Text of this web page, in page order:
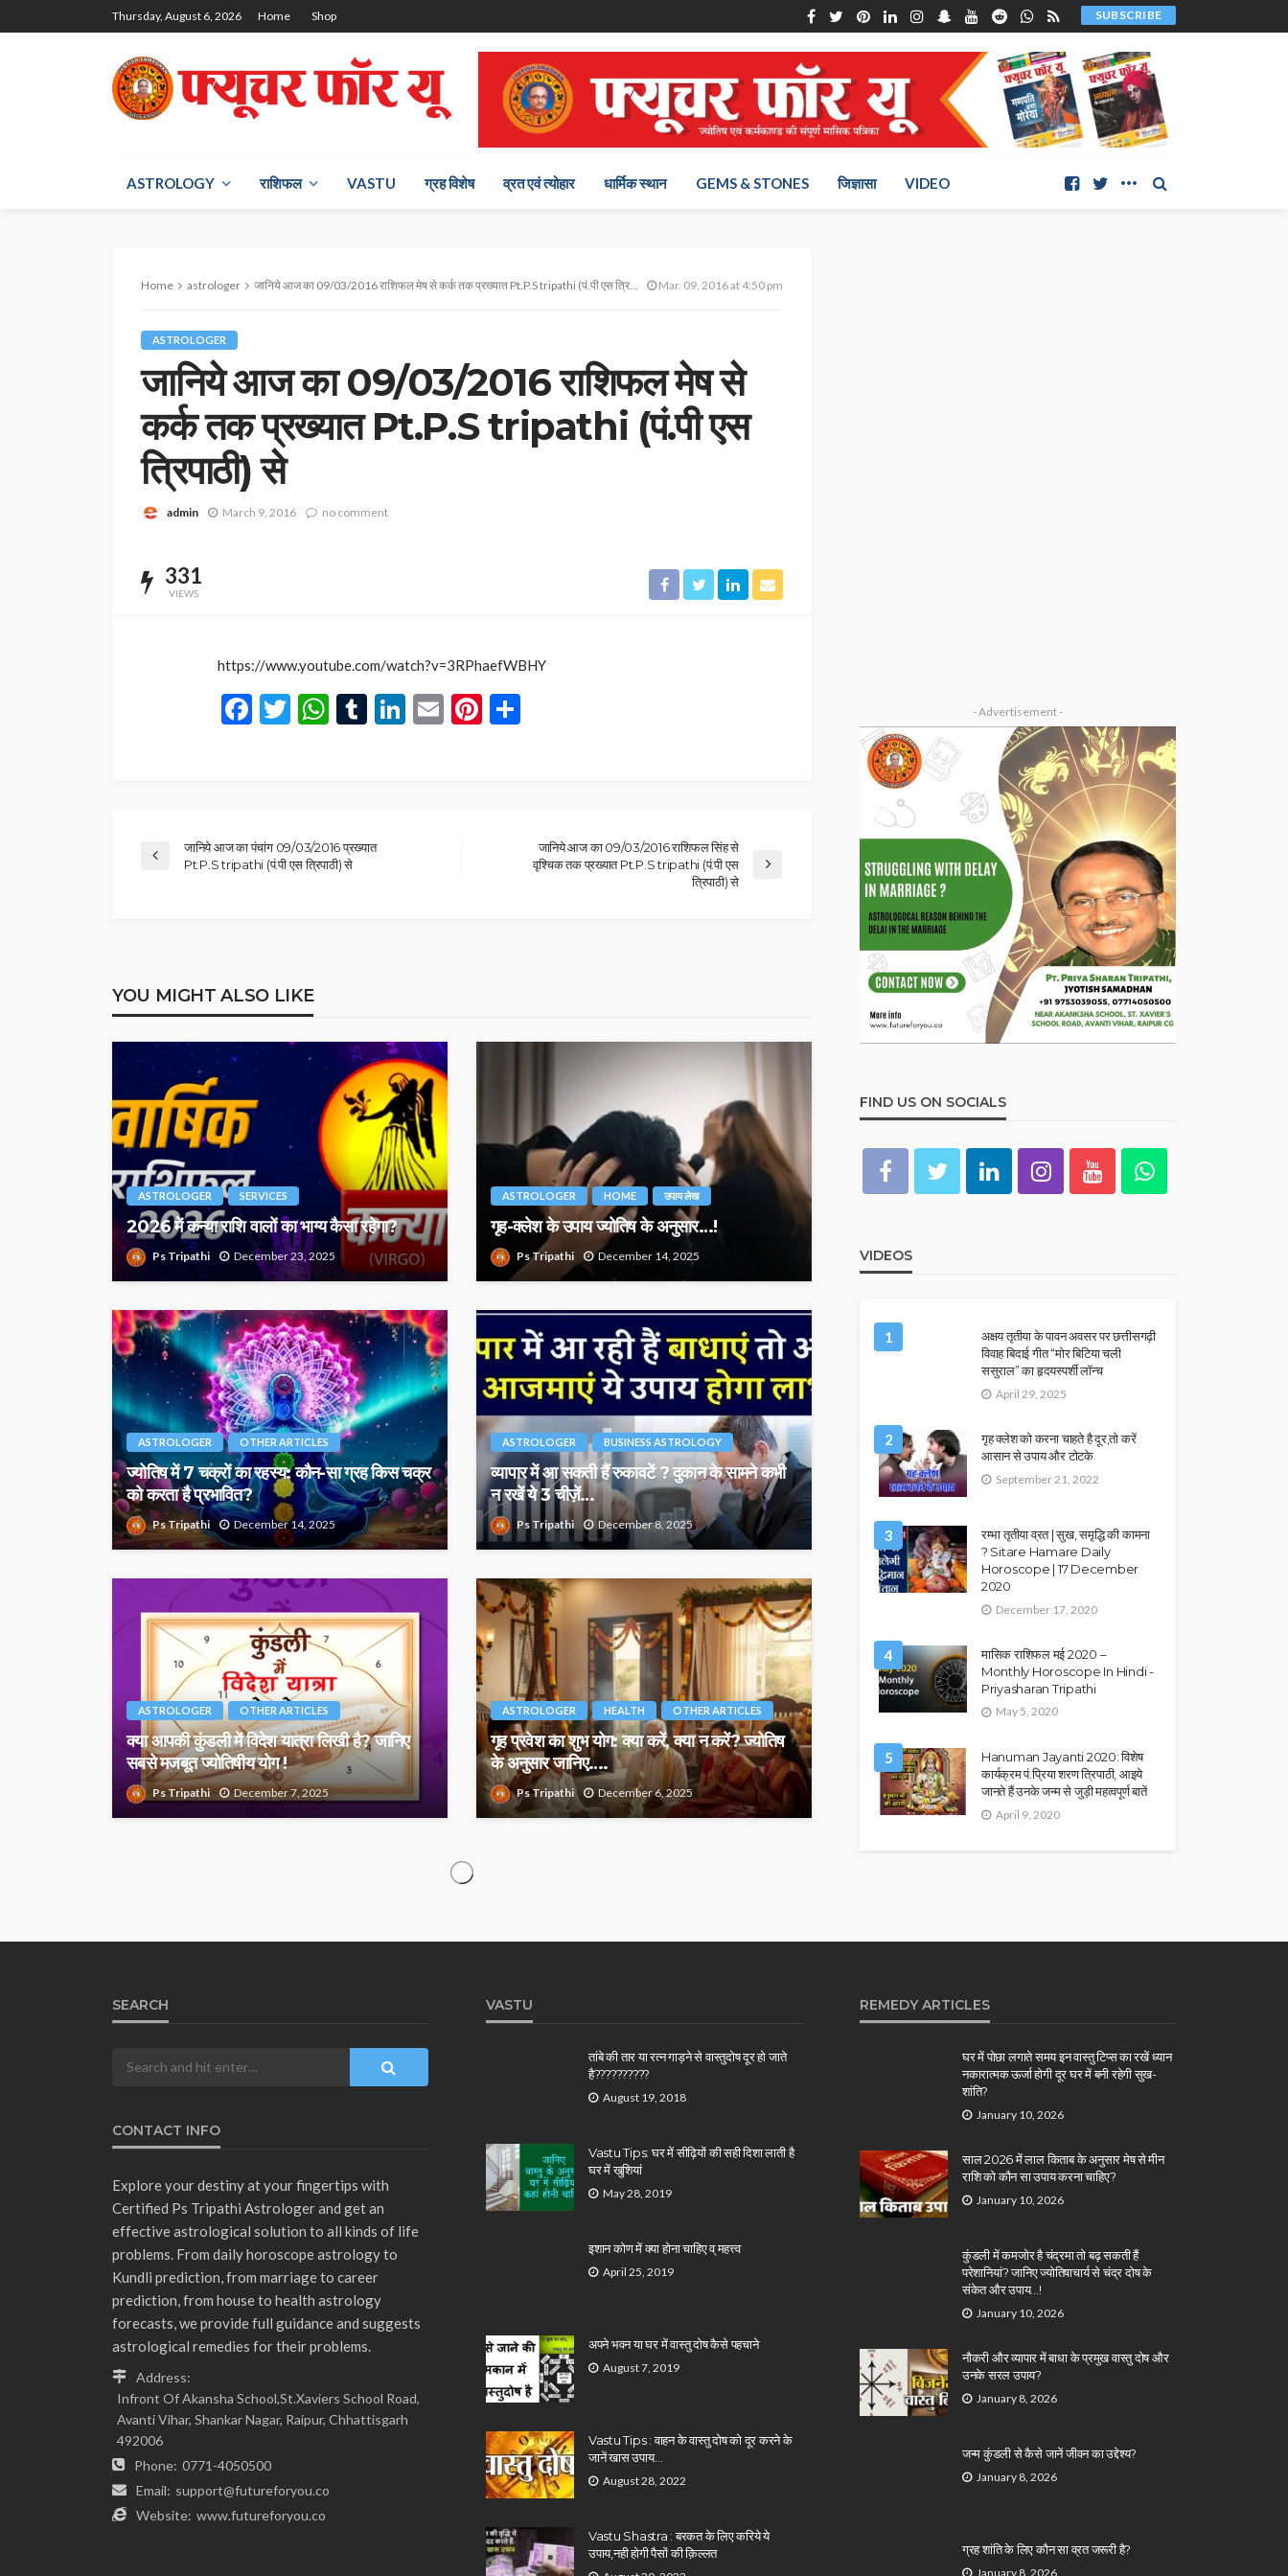
Thursday, August 6, 2026 Home Shop SUBSCRIBE
ASTROLOGY राश‍िफल VASTU ग्रह विशेष व्रत एवं त्योहार धार्मिक स्थान GEMS & STONES जिज्ञासा VIDEO
Home astrologer जानिये आज का 09/03/2016 राशिफल मेष से कर्क तक प्रख्यात Pt.P.S tripathi (पं.पी एस त्रिपाठी) से Mar. 09, 2016 at 4:50 pm
ASTROLOGER
जानिये आज का 09/03/2016 राशिफल मेष से
कर्क तक प्रख्यात Pt.P.S tripathi (पं.पी एस
त्रिपाठी) से
admin March 9, 2016 no comment
331
VIEWS
https://www.youtube.com/watch?v=3RPhaefWBHY
Facebook
Twitter
WhatsApp
Tumblr
LinkedIn
EmailPinterest
जानिये आज का पंचांग 09/03/2016 प्रख्यात
Pt.P.S tripathi (पं.पी एस त्रिपाठी) से
जानिये आज का 09/03/2016 राशिफल सिंह से
वृश्चिक तक प्रख्यात Pt.P.S tripathi (पं.पी एस
त्रिपाठी) से
YOU MIGHT ALSO LIKE
ASTROLOGER SERVICES
2026 में कन्या राशि वालों का भाग्य कैसा रहेगा?
Ps Tripathi December 23, 2025
ASTROLOGER HOME उपाय लेख
गृह-क्लेश के उपाय ज्योतिष के अनुसार…!
Ps Tripathi December 14, 2025
ASTROLOGER OTHER ARTICLES
ज्योतिष में 7 चक्रों का रहस्य: कौन-सा ग्रह किस चक्र
को करता है प्रभावित?
Ps Tripathi December 14, 2025
ASTROLOGER BUSINESS ASTROLOGY
व्यापार में आ सकती हैं रुकावटें ? दुकान के सामने कभी
न रखें ये 3 चीज़ें…
Ps Tripathi December 8, 2025
ASTROLOGER OTHER ARTICLES
क्या आपकी कुंडली में विदेश यात्रा लिखी है? जानिए
सबसे मजबूत ज्योतिषीय योग !
Ps Tripathi December 7, 2025
ASTROLOGER HEALTH OTHER ARTICLES
गृह प्रवेश का शुभ योग: क्या करें, क्या न करें? ज्योतिष
के अनुसार जानिए….
Ps Tripathi December 6, 2025
- Advertisement -
FIND US ON SOCIALS
VIDEOS
1
अक्षय तृतीया के पावन अवसर पर छत्तीसगढ़ी
विवाह बिदाई गीत “मोर बिटिया चली
ससुराल” का हृदयस्पर्शी लॉन्च
April 29, 2025
2
गृह क्लेश को करना चाहते है दूर,तो करें
आसान से उपाय और टोटके
September 21, 2022
3
रम्भा तृतीया व्रत | सुख, समृद्धि की कामना
? Sitare Hamare Daily
Horoscope | 17 December
2020
December 17, 2020
4
मासिक राशिफल मई 2020 –
Monthly Horoscope In Hindi -
Priyasharan Tripathi
May 5, 2020
5
Hanuman Jayanti 2020: विशेष
कार्यक्रम पं.प्रिया शरण त्रिपाठी, आइये
जानते हैं उनके जन्म से जुड़ी महत्वपूर्ण बातें
April 9, 2020
SEARCH
CONTACT INFO
Explore your destiny at your fingertips with
Certified Ps Tripathi Astrologer and get an
effective astrological solution to all kinds of life
problems. From daily horoscope astrology to
Kundli prediction, from marriage to career
prediction, from house to health astrology
forecasts, we provide full guidance and suggests
astrological remedies for their problems.
Address:
Infront Of Akansha School,St.Xaviers School Road,
Avanti Vihar, Shankar Nagar, Raipur, Chhattisgarh
492006
Phone: 0771-4050500
Email: support@futureforyou.co
Website: www.futureforyou.co
VASTU
तांबे की तार या रत्न गाड़ने से वास्तुदोष दूर हो जाते
है??????????
August 19, 2018
Vastu Tips: घर में सीढ़ियों की सही दिशा लाती है
घर में खुशियां
May 28, 2019
इशान कोण में क्या होना चाहिए व् महत्त्व
April 25, 2019
अपने भवन या घर में वास्तु दोष कैसे पहचाने
August 7, 2019
Vastu Tips : वाहन के वास्तु दोष को दूर करने के
जानें खास उपाय…
August 28, 2022
Vastu Shastra : बरकत के लिए करिये ये
उपाय,नही होगी पैसों की क़िल्लत
REMEDY ARTICLES
घर में पोछा लगाते समय इन वास्तु टिप्स का रखें ध्यान
नकारात्मक ऊर्जा होगी दूर घर में बनी रहेगी सुख-
शांति?
January 10, 2026
साल 2026 में लाल किताब के अनुसार मेष से मीन
राशि को कौन सा उपाय करना चाहिए?
January 10, 2026
कुंडली में कमजोर है चंद्रमा तो बढ़ सकती हैं
परेशानियां? जानिए ज्योतिषाचार्य से चंद्र दोष के
संकेत और उपाय…!
January 10, 2026
नौकरी और व्यापार में बाधा के प्रमुख वास्तु दोष और
उनके सरल उपाय?
January 8, 2026
जन्म कुंडली से कैसे जानें जीवन का उद्देश्य?
January 8, 2026
ग्रह शांति के लिए कौन सा व्रत जरूरी है?
January 8, 2026